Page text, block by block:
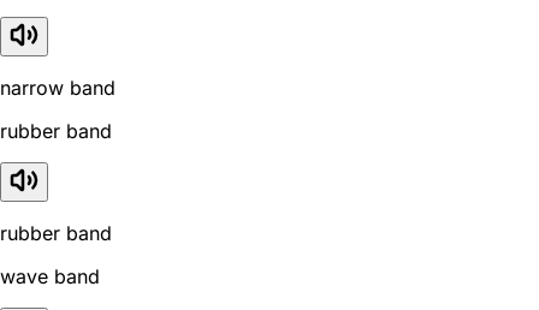
narrow band
rubber band
rubber band
wave band